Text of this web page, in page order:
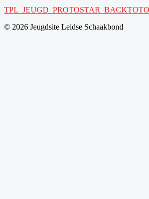
© 2026 Jeugdsite Leidse Schaakbond